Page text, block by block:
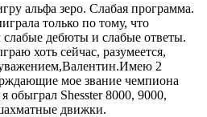
альфа зеро. Слабая программа.
только по тому, что
дебюты и слабые ответы.
хоть сейчас, разумеется,
2
мое звание чемпиона
обыграл Shesster 8000, 9000,
движки.